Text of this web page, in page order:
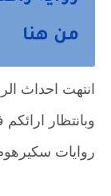
من هنا
انتهت احداث
وبانتظار
روايات